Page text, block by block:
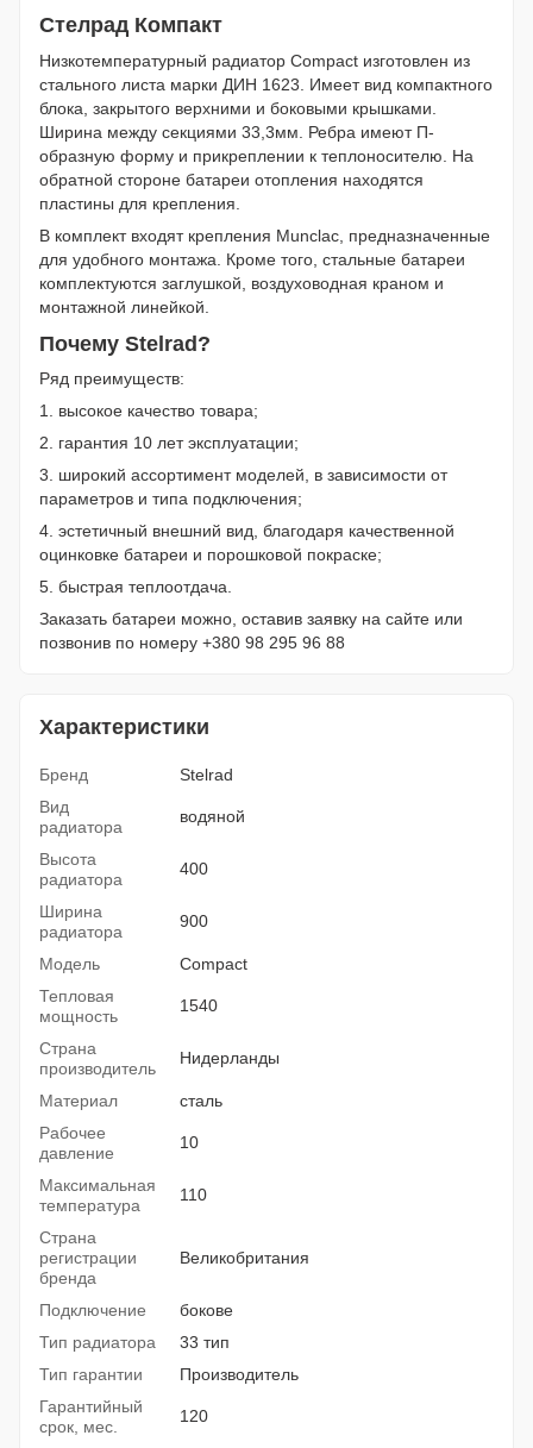
Стелрад Компакт
Низкотемпературный радиатор Compact изготовлен из
стального листа марки ДИН 1623. Имеет вид компактного
блока, закрытого верхними и боковыми крышками.
Ширина между секциями 33,3мм. Ребра имеют П-
образную форму и прикреплении к теплоносителю. На
обратной стороне батареи отопления находятся
пластины для крепления.
В комплект входят крепления Munclac, предназначенные
для удобного монтажа. Кроме того, стальные батареи
комплектуются заглушкой, воздуховодная краном и
монтажной линейкой.
Почему Stelrad?
Ряд преимуществ:
1. высокое качество товара;
2. гарантия 10 лет эксплуатации;
3. широкий ассортимент моделей, в зависимости от
параметров и типа подключения;
4. эстетичный внешний вид, благодаря качественной
оцинковке батареи и порошковой покраске;
5. быстрая теплоотдача.
Заказать батареи можно, оставив заявку на сайте или
позвонив по номеру +380 98 295 96 88
Характеристики
Бренд
Stelrad
Вид
радиатора
водяной
Высота
радиатора
400
Ширина
радиатора
900
Модель
Compact
Тепловая
мощность
1540
Страна
производитель
Нидерланды
Материал
сталь
Рабочее
давление
10
Максимальная
температура
110
Страна
регистрации
бренда
Великобритания
Подключение
бокове
Тип радиатора
33 тип
Тип гарантии
Производитель
Гарантийный
срок, мес.
120